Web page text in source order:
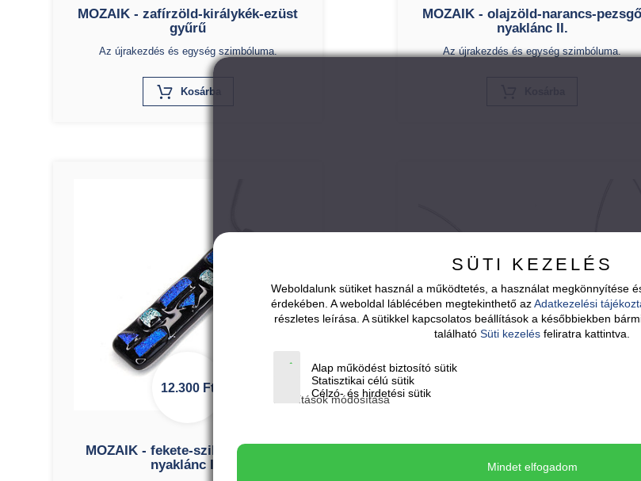
MOZAIK - zafírzöld-királykék-ezüst
gyűrű
Az újrakezdés és egység szimbóluma.
Kosárba
MOZAIK - olajzöld-narancs-pezsgő
nyaklánc II.
Az újrakezdés és egység szimbóluma.
12.300 Ft
MOZAIK - fekete-szilvakék-ezüst
nyaklánc III.
lógós fülbevaló
SÜTI KEZELÉS
Weboldalunk sütiket használ a működtetés, a használat megkönnyítése
érdekében. A weboldal láblécében megtekinthető azAdatkezelési
részletes leírása. A sütikkel kapcsolatos beállítások a későbbiekben
találhatóSüti kezelés feliratra kattintva.
Alap működést biztosító sütik
Statisztikai célú sütik
Célzó- és hirdetési sütik
Beállítások módosítása
Mindet elfogadom